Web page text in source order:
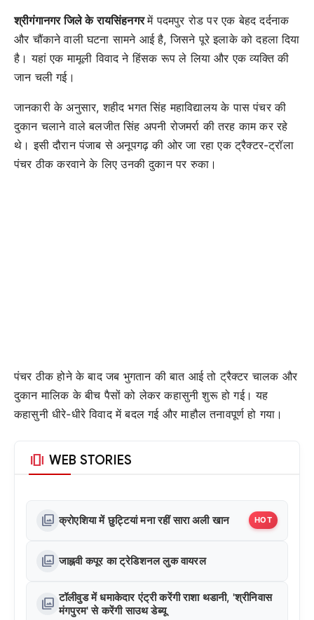
श्रीगंगानगर जिले के रायसिंहनगरमें पदमपुर रोड पर एक बेहद दर्दनाक
और चौंकाने वाली घटना सामने आई है, जिसने पूरे इलाके को दहला दिया
है। यहां एक मामूली विवाद ने हिंसक रूप ले लिया और एक व्यक्ति की
जान चली गई।
जानकारी के अनुसार, शहीद भगत सिंह महाविद्यालय के पास पंचर की
दुकान चलाने वाले बलजीत सिंह अपनी रोजमर्रा की तरह काम कर रहे
थे। इसी दौरान पंजाब से अनूपगढ़ की ओर जा रहा एक ट्रैक्टर-ट्रॉला
पंचर ठीक करवाने के लिए उनकी दुकान पर रुका।
पंचर ठीक होने के बाद जब भुगतान की बात आई तो ट्रैक्टर चालक और
दुकान मालिक के बीच पैसों को लेकर कहासुनी शुरू हो गई। यह
कहासुनी धीरे-धीरे विवाद में बदल गई और माहौल तनावपूर्ण हो गया।
amp_stories WEB STORIES
photo_library क्रोएशिया में छुट्टियां मना रहीं सारा अली खान HOT
photo_library जाह्नवी कपूर का ट्रेडिशनल लुक वायरल
photo_library टॉलीवुड में धमाकेदार एंट्री करेंगी राशा थडानी, 'श्रीनिवास
मंगपुरम' से करेंगी साउथ डेब्यू